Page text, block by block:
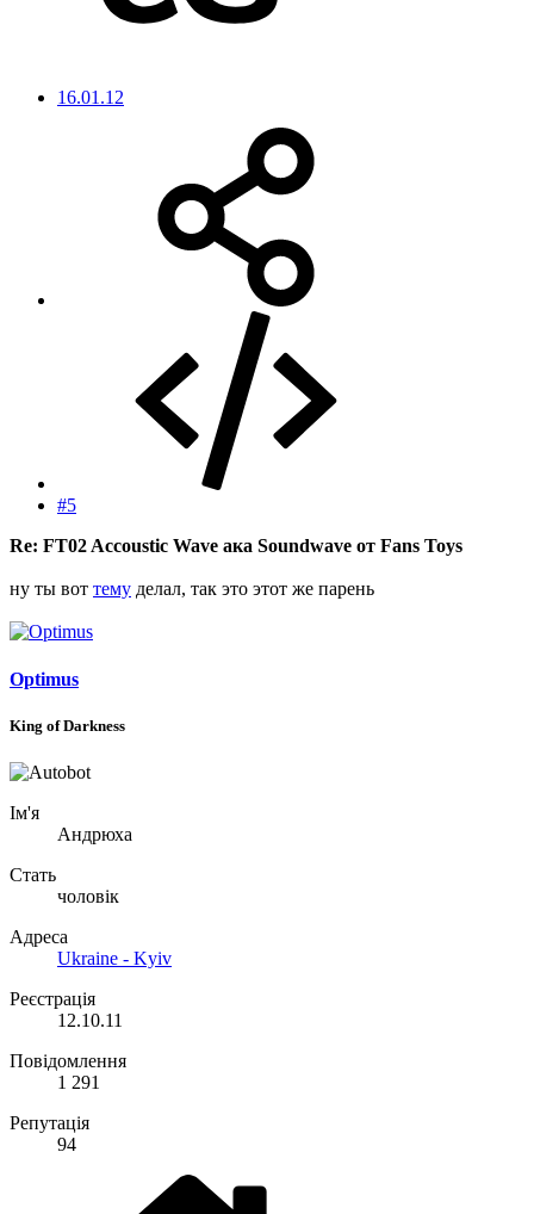
16.01.12
#5
Re: FT02 Accoustic Wave ака Soundwave от Fans Toys
ну ты вот тему делал, так это этот же парень
Optimus
King of Darkness
Ім'я
Андрюха
Стать
чоловік
Адреса
Ukraine - Kyiv
Реєстрація
12.10.11
Повідомлення
1 291
Репутація
94